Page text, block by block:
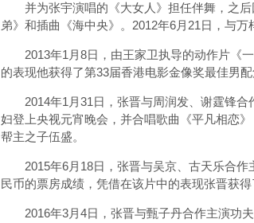
并为张宇演唱的《大女人》担任伴舞，之后
弟》和插曲《海中央》。2012年6月21日，与
2013年1月8日，由王家卫执导的动作片《一
的表现他获得了第33届香港电影金像奖最佳男
2014年1月31日，张晋与周润发、谢霆锋合
妇登上央视元宵晚会，并合唱歌曲《平凡相恋
帮主之子伍盛。
2015年6月18日，张晋与吴京、古天乐合作
民币的票房成绩，凭借在该片中的表现张晋获得
2016年3月4日，张晋与甄子丹合作主演功夫